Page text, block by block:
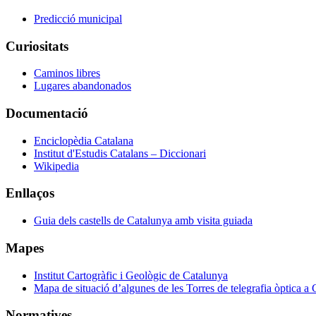
Predicció municipal
Curiositats
Caminos libres
Lugares abandonados
Documentació
Enciclopèdia Catalana
Institut d'Estudis Catalans – Diccionari
Wikipedia
Enllaços
Guia dels castells de Catalunya amb visita guiada
Mapes
Institut Cartogràfic i Geològic de Catalunya
Mapa de situació d’algunes de les Torres de telegrafia òptica a